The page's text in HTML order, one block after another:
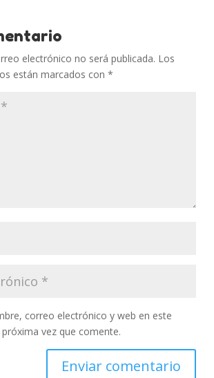
electrónico no será publicada. Los
están marcados con *
correo electrónico y web en este
vez que comente.